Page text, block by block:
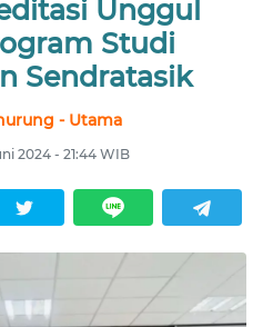
Unggul
Studi
Sendratasik
- Utama
2024 - 21:44 WIB